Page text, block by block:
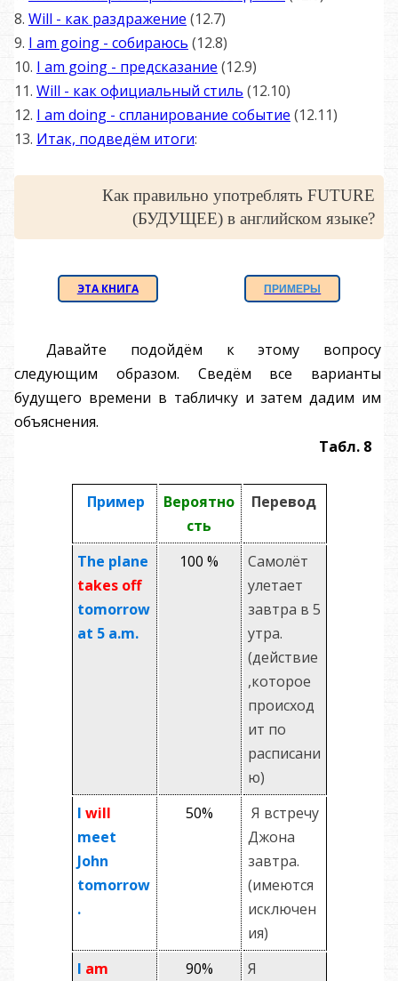
8. Will - как раздражение (12.7)
9. I am going - собираюсь (12.8)
10. I am going - предсказание (12.9)
11. Will - как официальный стиль (12.10)
12. I am doing - спланирование событие (12.11)
13. Итак, подведём итоги:
Как правильно употреблять FUTURE
(БУДУЩЕЕ) в английском языке?
ЭТА КНИГА ПРИМЕРЫ
Давайте подойдём к этому вопросу
следующим образом. Сведём все варианты
будущего времени в табличку и затем дадим им
объяснения.
Табл. 8
Пример
Вероятно
сть
Перевод
The plane
takes off
tomorrow
at 5 a.m.
100 %
Самолёт
улетает
завтра в 5
утра.
(действие
,которое
происход
ит по
расписани
ю)
Iwill
meet
John
tomorrow
.
50%
Я встречу
Джона
завтра.
(имеются
исключен
ия)
I am
90%
Я